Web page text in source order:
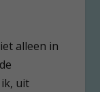
alleen in
uit